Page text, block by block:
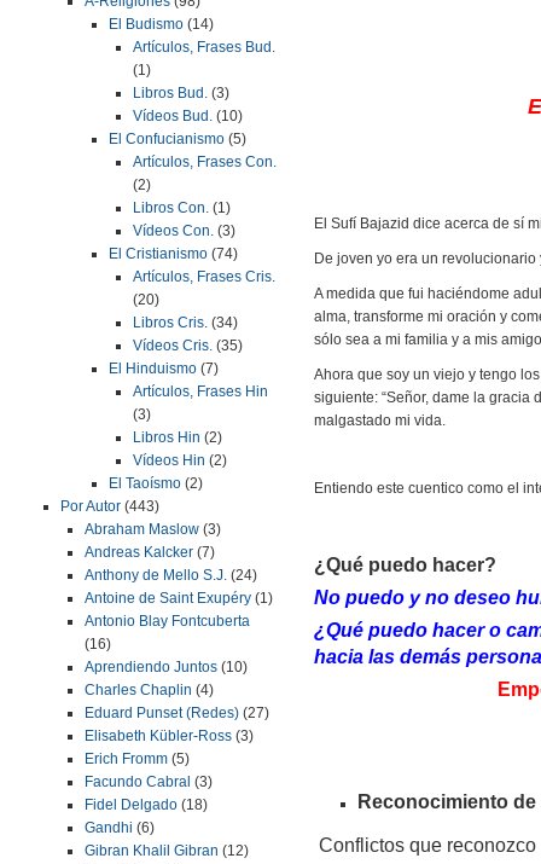
El Budismo (14)
Artículos, Frases Bud.
(1)
Libros Bud. (3)
Vídeos Bud. (10)
El Confucianismo (5)
Artículos, Frases Con.
(2)
Libros Con. (1)
Vídeos Con. (3)
El Cristianismo (74)
Artículos, Frases Cris.
(20)
Libros Cris. (34)
Vídeos Cris. (35)
El Hinduismo (7)
Artículos, Frases Hin
(3)
Libros Hin (2)
Vídeos Hin (2)
El Taoísmo (2)
Por Autor (443)
Abraham Maslow (3)
Andreas Kalcker (7)
Anthony de Mello S.J. (24)
Antoine de Saint Exupéry (1)
Antonio Blay Fontcuberta
(16)
Aprendiendo Juntos (10)
Charles Chaplin (4)
Eduard Punset (Redes) (27)
Elisabeth Kübler-Ross (3)
Erich Fromm (5)
Facundo Cabral (3)
Fidel Delgado (18)
Gandhi (6)
Gibran Khalil Gibran (12)
El Sufí Bajazid dice acerca de sí
De joven yo era un revolucionario
A medida que fui haciéndome
alma, transforme mi oración y
sólo sea a mi familia y a mis
Ahora que soy un viejo y tengo
siguiente: “Señor, dame la gracia
malgastado mi vida.
Entiendo este cuentico como el
¿Qué puedo hacer?
No puedo y no deseo
¿Qué puedo hacer o
hacia las demás
Reconocimiento
Conflictos que